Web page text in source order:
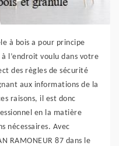
à bois a pour principe
l’endroit voulu dans votre
des règles de sécurité
aux informations de la
raisons, il est donc
en la matière
nécessaires. Avec
RAMONEUR 87 dans le